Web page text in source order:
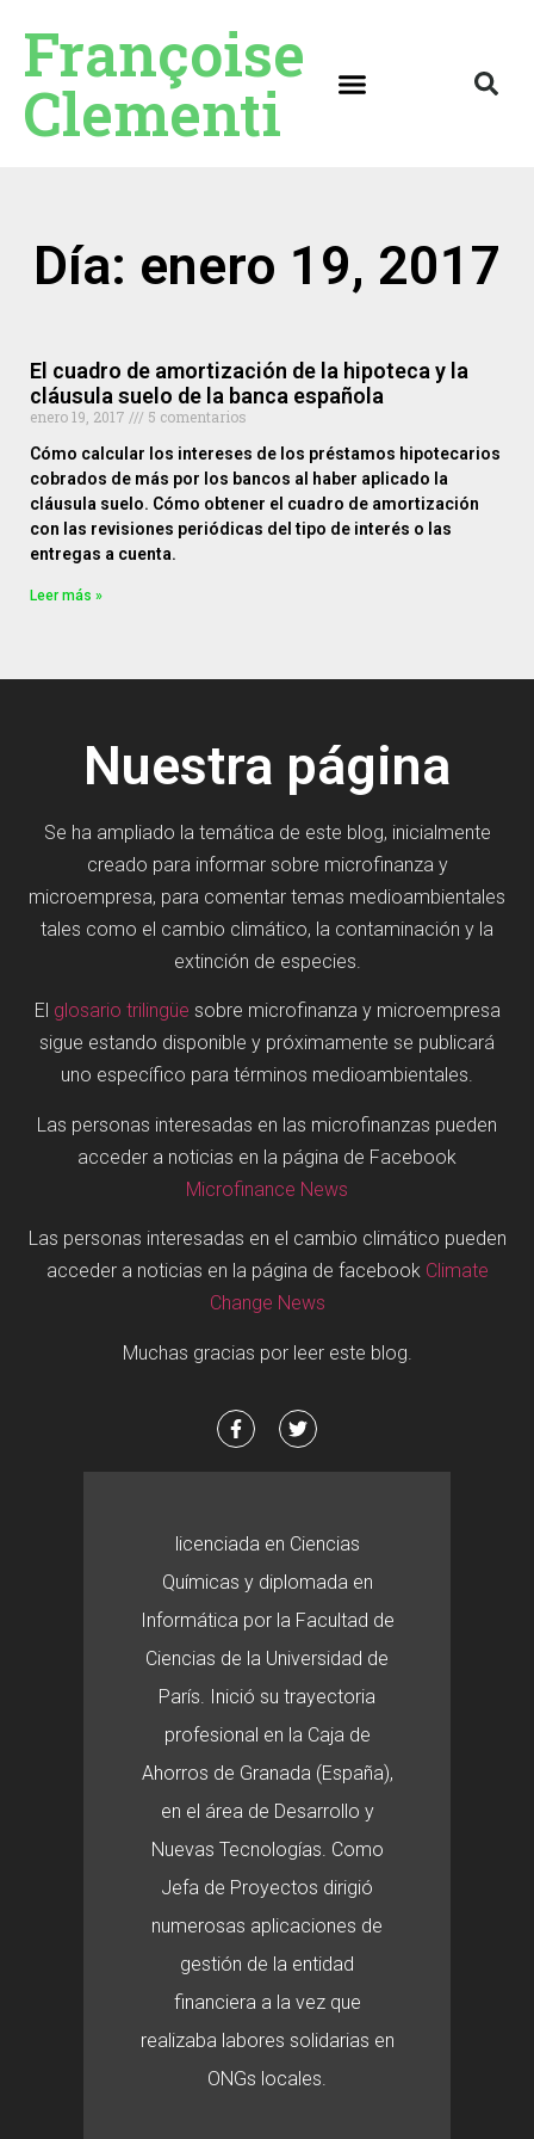
Françoise
Clementi
Día: enero 19, 2017
El cuadro de amortización de la hipoteca y la
cláusula suelo de la banca española
enero 19, 2017
5 comentarios
Cómo calcular los intereses de los préstamos hipotecarios
cobrados de más por los bancos al haber aplicado la
cláusula suelo. Cómo obtener el cuadro de amortización
con las revisiones periódicas del tipo de interés o las
entregas a cuenta.
Leer más »
Nuestra página
Se ha ampliado la temática de este blog, inicialmente
creado para informar sobre microfinanza y
microempresa, para comentar temas medioambientales
tales como el cambio climático, la contaminación y la
extinción de especies.
El glosario trilingüe sobre microfinanza y microempresa
sigue estando disponible y próximamente se publicará
uno específico para términos medioambientales.
Las personas interesadas en las microfinanzas pueden
acceder a noticias en la página de Facebook
Microfinance News
Las personas interesadas en el cambio climático pueden
acceder a noticias en la página de facebook Climate
Change News
Muchas gracias por leer este blog.
licenciada en Ciencias
Químicas y diplomada en
Informática por la Facultad de
Ciencias de la Universidad de
París. Inició su trayectoria
profesional en la Caja de
Ahorros de Granada (España),
en el área de Desarrollo y
Nuevas Tecnologías. Como
Jefa de Proyectos dirigió
numerosas aplicaciones de
gestión de la entidad
financiera a la vez que
realizaba labores solidarias en
ONGs locales.